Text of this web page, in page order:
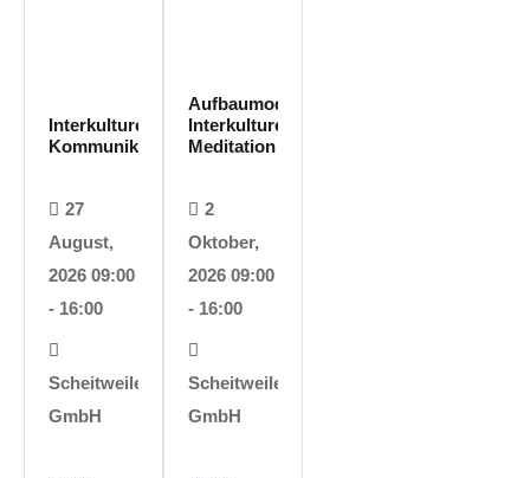
Interkulturelle
Kommunikation
27
August,
2026 09:00
- 16:00
Scheitweiler
GmbH
Aufbaumodul/Fortbildung:
Interkulturelle
Meditation
2
Oktober,
2026 09:00
- 16:00
Scheitweiler
GmbH